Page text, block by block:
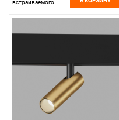
встраиваемого
Elektrostandard